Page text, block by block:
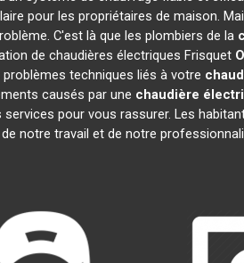
pour les propriétaires de maison.
C'est là que les plombiers de la
de chaudières électriques Frisquet
techniques liés à votre
causés par une chaudière
pour vous rassurer. Les
notre travail et de notre